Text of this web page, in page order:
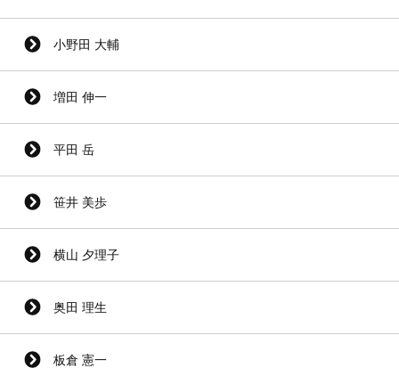
小野田 大輔
増田 伸一
平田 岳
笹井 美歩
横山 夕理子
奥田 理生
板倉 憲一